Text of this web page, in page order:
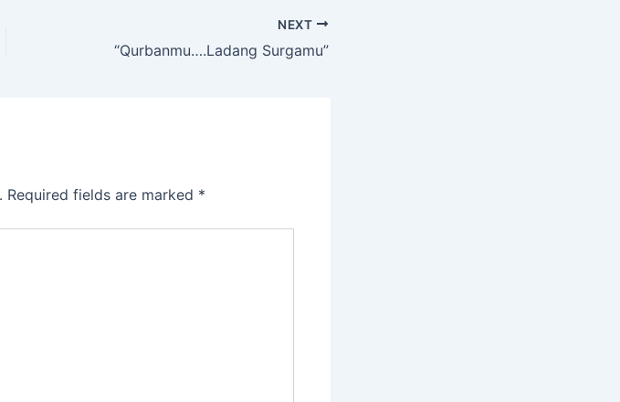
NEXT
“Qurbanmu….Ladang Surgamu”
Required fields are marked *